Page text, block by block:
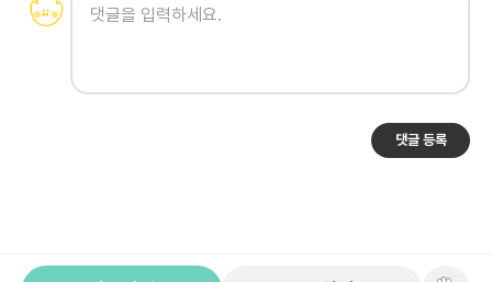
댓글 등록